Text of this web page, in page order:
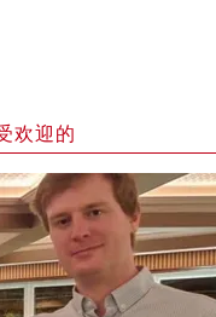
欢迎的